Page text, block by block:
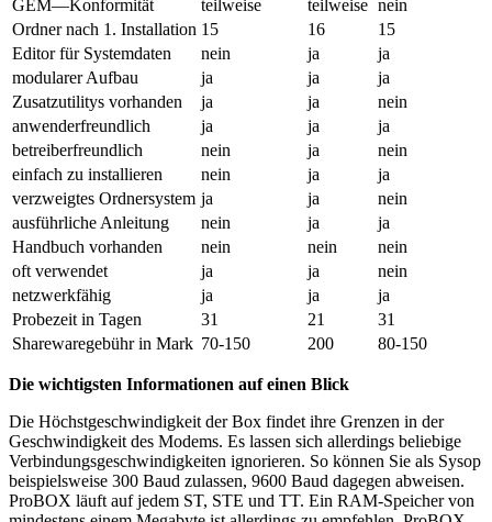
GEM—Konformität
teilweise teilweise nein
Ordner nach 1. Installation 15 16
15
Editor für Systemdaten
nein ja
ja
modularer Aufbau
ja ja
ja
Zusatzutilitys vorhanden
ja ja
nein
anwenderfreundlich
ja ja
ja
betreiberfreundlich
nein ja
nein
einfach zu installieren
nein ja
ja
verzweigtes Ordnersystem ja ja
nein
ausführliche Anleitung
nein ja
ja
Handbuch vorhanden
nein nein
nein
oft verwendet
ja ja
nein
netzwerkfähig
ja ja
ja
Probezeit in Tagen
31 21
31
Sharewaregebühr in Mark 70-150 200 80-150
Die wichtigsten Informationen auf einen Blick
Die Höchstgeschwindigkeit der Box findet ihre Grenzen in der
Geschwindigkeit des Modems. Es lassen sich allerdings beliebige
Verbindungsgeschwindigkeiten ignorieren. So können Sie als Sysop
beispielsweise 300 Baud zulassen, 9600 Baud dagegen abweisen.
ProBOX läuft auf jedem ST, STE und TT. Ein RAM-Speicher von